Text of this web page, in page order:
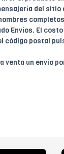
del sitio
Envíos. El
postal
venta un envío